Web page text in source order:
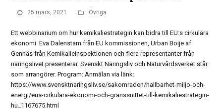
25 mars, 2021 Övriga
Ett webbinarium om hur kemikaliestrategin kan bidra till EU:s cirkulära
ekonomi. Eva Dalenstam från EU kommissionen, Urban Boije af
Gennäs från Kemikalieinspektionen och flera representanter från
näringslivet presenterar. Svenskt Näringsliv och Naturvårdsverket står
som arrangörer. Program: Anmälan via länk:
https://www.svensktnaringsliv.se/sakomraden/hallbarhet-miljo-och-
energi/eus-cirkulara-ekonomi-och-granssnittet-till-kemikaliestrategin-
hu_1167675.html